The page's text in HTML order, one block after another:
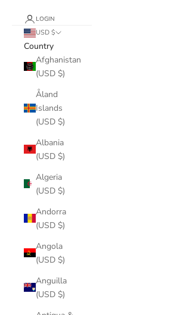
LOGIN
USD $
Country
Afghanistan
(USD $)
Åland
Islands
(USD $)
Albania
(USD $)
Algeria
(USD $)
Andorra
(USD $)
Angola
(USD $)
Anguilla
(USD $)